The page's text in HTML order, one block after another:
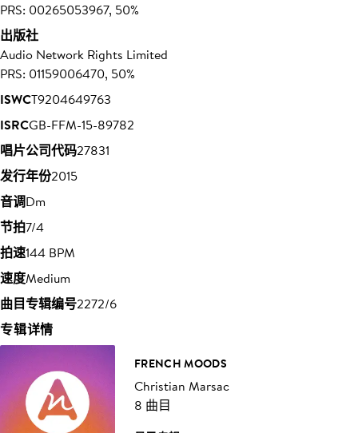
PRS: 00265053967, 50%
出版社
Audio Network Rights Limited
PRS: 01159006470, 50%
ISWCT9204649763
ISRCGB-FFM-15-89782
唱片公司代码27831
发行年份2015
音调Dm
节拍7/4
拍速144 BPM
速度Medium
曲目专辑编号2272/6
专辑详情
FRENCH MOODS
Christian Marsac
8 曲目